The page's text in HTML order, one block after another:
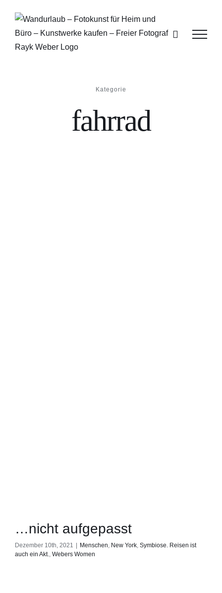
Inhalt
springen
Kategorie
fahrrad
…nicht aufgepasst
Dezember 10th, 2021 | Menschen New York Symbiose. Reisen ist
auch ein Akt. Webers Women